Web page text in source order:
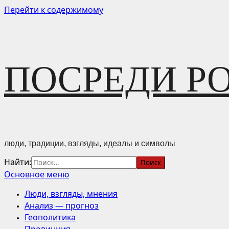
Перейти к содержимому
ПОСРЕДИ
люди, традиции, взгляды, идеалы и символы
Найти:
Основное меню
Люди, взгляды, мнения
Анализ — прогноз
Геополитика